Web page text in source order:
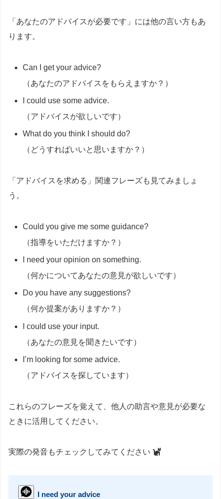
「あなたのアドバイスが必要です」には他の言い方もあ
ります。
Can I get your advice?
（あなたのアドバイスをもらえますか？）
I could use some advice.
（アドバイスが欲しいです）
What do you think I should do?
（どうすればいいと思いますか？）
「アドバイスを求める」関連フレーズも見てみましょ
う。
Could you give me some guidance?
（指導をいただけますか？）
I need your opinion on something.
（何かについてあなたの意見が欲しいです）
Do you have any suggestions?
（何か提案がありますか？）
I could use your input.
（あなたの意見を聞きたいです）
I’m looking for some advice.
（アドバイスを探しています）
これらのフレーズを覚えて、他人の助言や意見が必要な
ときに活用してください。
実際の発音もチェックしてみてください
I need your advice